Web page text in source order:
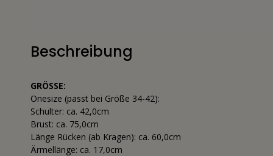
Beschreibung
GRÖSSE:
Onesize (passt bei Größe 34-42):
Schulter: ca. 42,0cm
Brust: ca. 75,0cm
Länge Rücken (ab Kragen): ca. 60,0cm
Ärmellänge: ca. 17,0cm